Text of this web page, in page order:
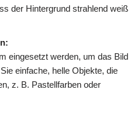
der Hintergrund strahlend weiß
eingesetzt werden, um das Bild
einfache, helle Objekte, die
z. B. Pastellfarben oder